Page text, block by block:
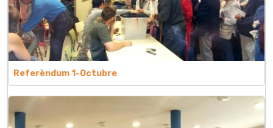
Referèndum 1-Octubre